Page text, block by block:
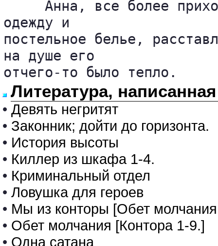
Анна, все более
одежду и
постельное белье,
на душе его
отчего-то было тепло.
Литература,
• Девять негритят
• Законник; дойти до горизонта.
• История высоты
• Киллер из шкафа 1-4.
• Криминальный отдел
• Ловушка для героев
• Мы из конторы [Обет
• Обет молчания [Контора 1-9.]
• Одна сатана